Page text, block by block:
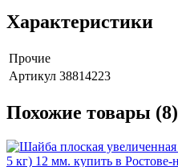
Характеристики
Прочие
Артикул 38814223
Похожие товары (8)